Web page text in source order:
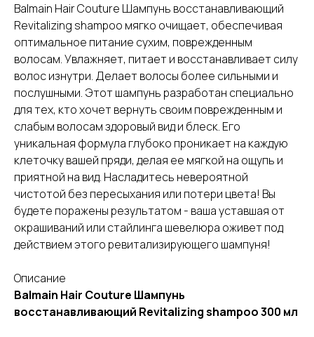
Balmain Hair Couture Шампунь восстанавливающий
Revitalizing shampoo мягко очищает, обеспечивая
оптимальное питание сухим, поврежденным
волосам. Увлажняет, питает и восстанавливает силу
волос изнутри. Делает волосы более сильными и
послушными. Этот шампунь разработан специально
для тех, кто хочет вернуть своим поврежденным и
слабым волосам здоровый вид и блеск. Его
уникальная формула глубоко проникает на каждую
клеточку вашей пряди, делая ее мягкой на ощупь и
приятной на вид. Насладитесь невероятной
чистотой без пересыхания или потери цвета! Вы
будете поражены результатом - ваша уставшая от
окрашиваний или стайлинга шевелюра оживет под
действием этого ревитализирующего шампуня!
Описание
Balmain Hair Couture Шампунь
восстанавливающий Revitalizing shampoo 300 мл